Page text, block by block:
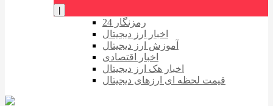
رمزنگار 24
اخبار ارز دیجیتال
آموزش ارز دیجیتال
اخبار اقتصادی
اخبار هک ارز دیجیتال
قیمت لحظه ای ارزهای دیجیتال